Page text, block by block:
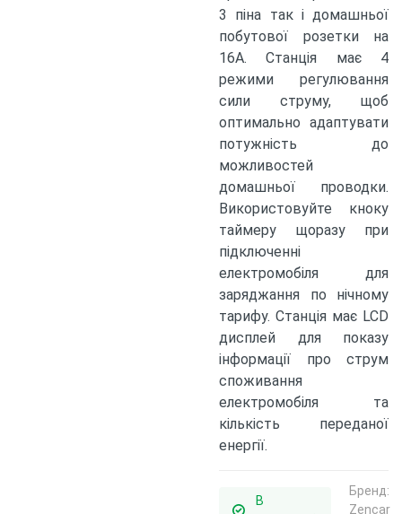
3 піна так і домашньої
побутової розетки на
16А. Станція має 4
режими регулювання
сили струму, щоб
оптимально адаптувати
потужність до
можливостей
домашньої проводки.
Використовуйте кноку
таймеру щоразу при
підключенні
електромобіля для
заряджання по нічному
тарифу. Станція має LCD
дисплей для показу
інформації про струм
споживання
електромобіля та
кількість переданої
енергії.
В
Бренд:
Zencar